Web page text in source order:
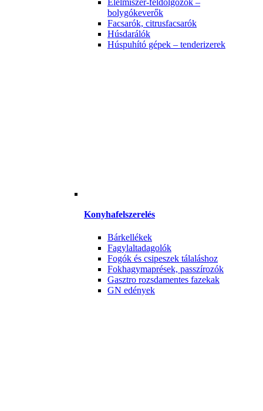
bolygókeverők
Facsarók, citrusfacsarók
Húsdarálók
Húspuhító gépek – tenderizerek
Konyhafelszerelés
Bárkellékek
Fagylaltadagolók
Fogók és csipeszek tálaláshoz
Fokhagymaprések, passzírozók
Gasztro rozsdamentes fazekak
GN edények